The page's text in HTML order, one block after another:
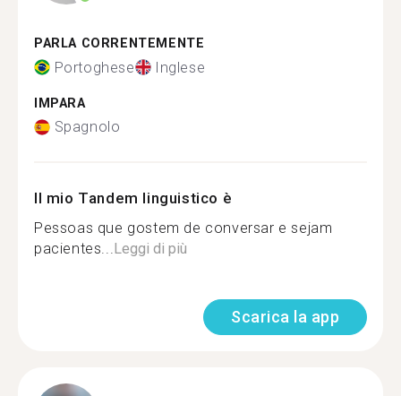
PARLA CORRENTEMENTE
Portoghese Inglese
IMPARA
Spagnolo
Il mio Tandem linguistico è
Pessoas que gostem de conversar e sejam
pacientes...Leggi di più
Scarica la app